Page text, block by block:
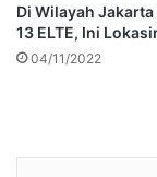
Di Wilayah
13 ELTE, Ini
04/11/2022